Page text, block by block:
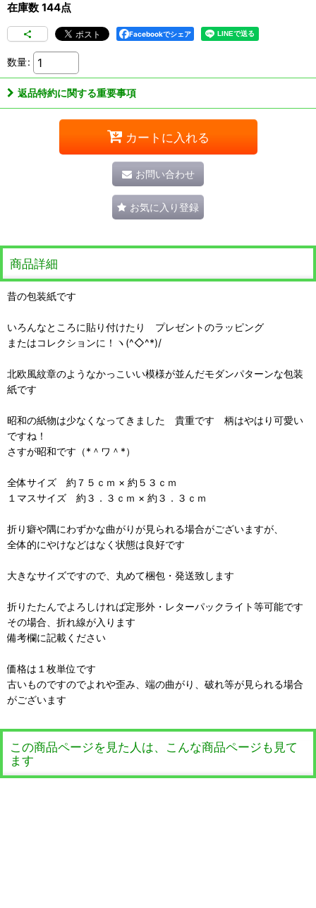
在庫数 144点
Facebookでシェア
数量:
返品特約に関する重要事項
カートに入れる
お問い合わせ
お気に入り登録
商品詳細
昔の包装紙です
いろんなところに貼り付けたり プレゼントのラッピング
またはコレクションに！ヽ(^◇^*)/
北欧風紋章のようなかっこいい模様が並んだモダンパターンな包装
紙です
昭和の紙物は少なくなってきました 貴重です 柄はやはり可愛い
ですね！
さすが昭和です（*＾ワ＾*）
全体サイズ 約７５ｃｍ × 約５３ｃｍ
１マスサイズ 約３．３ｃｍ × 約３．３ｃｍ
折り癖や隅にわずかな曲がりが見られる場合がございますが、
全体的にやけなどはなく状態は良好です
大きなサイズですので、丸めて梱包・発送致します
折りたたんでよろしければ定形外・レターパックライト等可能です
その場合、折れ線が入ります
備考欄に記載ください
価格は１枚単位です
古いものですのでよれや歪み、端の曲がり、破れ等が見られる場合
がございます
この商品ページを見た人は、こんな商品ページも見て
ます